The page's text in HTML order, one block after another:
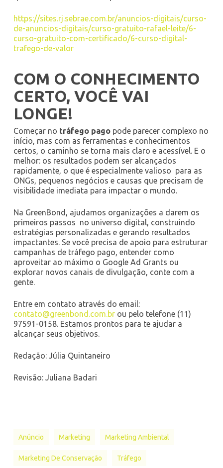
https://sites.rj.sebrae.com.br/anuncios-digitais/curso-
de-anuncios-digitais/curso-gratuito-rafael-leite/6-
curso-gratuito-com-certificado/6-curso-digital-
trafego-de-valor
COM O CONHECIMENTO
CERTO, VOCÊ VAI
LONGE!
Começar no tráfego pagopode parecer complexo no
início, mas com as ferramentas e conhecimentos
certos, o caminho se torna mais claro e acessível. E o
melhor: os resultados podem ser alcançados
rapidamente, o que é especialmente valioso para as
ONGs, pequenos negócios e causas que precisam de
visibilidade imediata para impactar o mundo.
Na GreenBond, ajudamos organizações a darem os
primeiros passos no universo digital, construindo
estratégias personalizadas e gerando resultados
impactantes. Se você precisa de apoio para estruturar
campanhas de tráfego pago, entender como
aproveitar ao máximo o Google Ad Grants ou
explorar novos canais de divulgação, conte com a
gente.
Entre em contato através do email:
contato@greenbond.com.brou pelo telefone (11)
97591-0158. Estamos prontos para te ajudar a
alcançar seus objetivos.
Redação: Júlia Quintaneiro
Revisão: Juliana Badari
Anúncio Marketing Marketing Ambiental
Marketing De Conservação Tráfego